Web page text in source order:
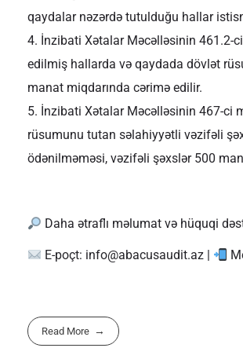
qaydalar nəzərdə tutulduğu hallar
İnzibati Xətalar Məcəlləsinin 461.2-
edilmiş hallarda və qaydada dövlət
manat miqdarında cərimə edilir.
İnzibati Xətalar Məcəlləsinin 467-ci
rüsumunu tutan səlahiyyətli vəzifəli
ödənilməməsi, vəzifəli şəxslər 500
Daha ətraflı məlumat və hüquqi
E-poçt: info@abacusaudit.az |
Read More